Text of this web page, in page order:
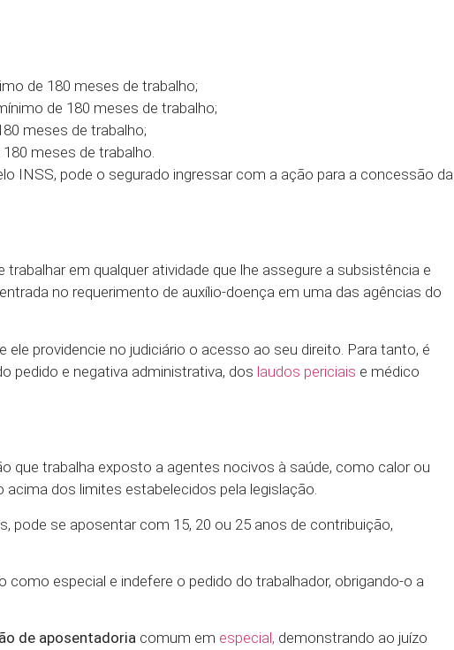
de 180 meses de trabalho;
de 180 meses de trabalho;
meses de trabalho;
meses de trabalho.
INSS, pode o segurado ingressar com a ação para a concessão da
trabalhar em qualquer atividade que lhe assegure a subsistência e
no requerimento de auxílio-doença em uma das agências do
providencie no judiciário o acesso ao seu direito. Para tanto, é
pedido e negativa administrativa, dos laudos periciais e médico
que trabalha exposto a agentes nocivos à saúde, como calor ou
dos limites estabelecidos pela legislação.
pode se aposentar com 15, 20 ou 25 anos de contribuição,
especial e indefere o pedido do trabalhador, obrigando-o a
de aposentadoria comum em especial, demonstrando ao juízo